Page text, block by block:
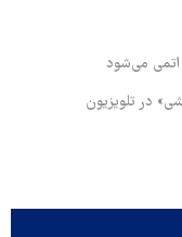
اتمی می‌شود
در تلویزیون